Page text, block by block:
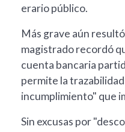
erario público.
Más grave aún
magistrado recordó
cuenta bancaria
permite la
incumplimiento" que
Sin excusas por